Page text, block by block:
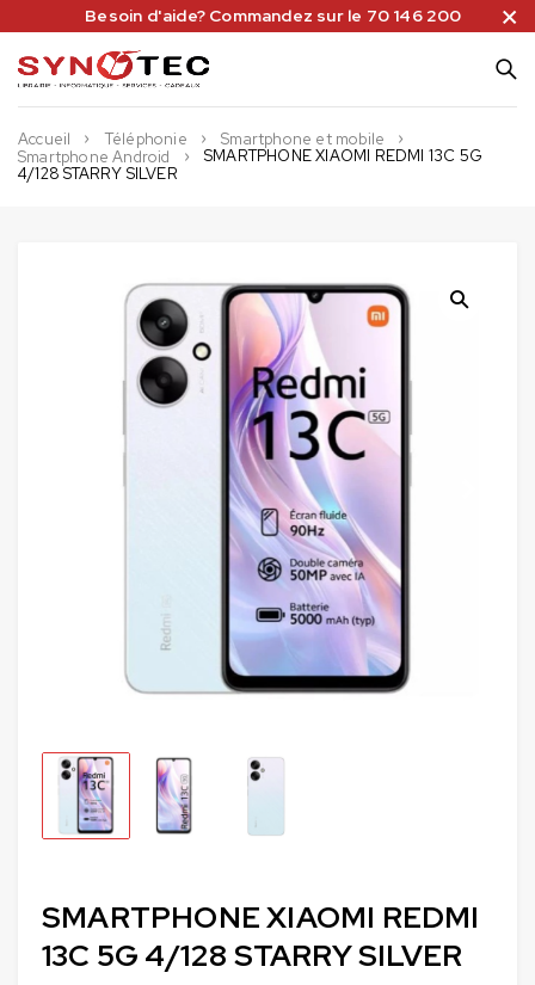
Besoin d'aide? Commandez sur le 70 146 200
Accueil Téléphonie
Smartphone et mobile
Smartphone Android
SMARTPHONE XIAOMI REDMI 13C 5G
4/128 STARRY SILVER
SMARTPHONE XIAOMI REDMI
13C 5G 4/128 STARRY SILVER